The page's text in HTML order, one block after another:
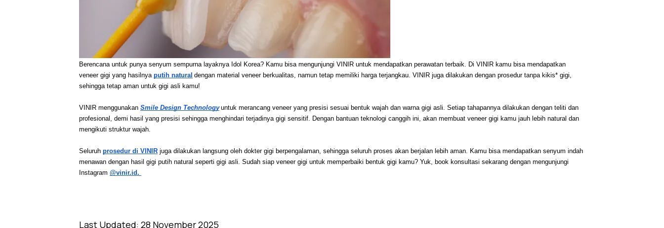
Berencana untuk punya senyum sempurna layaknya Idol Korea? Kamu bisa mengunjungi VINIR untuk mendapatkan perawatan terbaik. Di VINIR kamu bisa mendapatkan
veneer gigi yang hasilnya putih natural dengan material veneer berkualitas, namun tetap memiliki harga terjangkau. VINIR juga dilakukan dengan prosedur tanpa kikis* gigi,
sehingga tetap aman untuk gigi asli kamu!
VINIR menggunakan Smile Design Technology untuk merancang veneer yang presisi sesuai bentuk wajah dan warna gigi asli. Setiap tahapannya dilakukan dengan teliti dan
profesional, demi hasil yang presisi sehingga menghindari terjadinya gigi sensitif. Dengan bantuan teknologi canggih ini, akan membuat veneer gigi kamu jauh lebih natural dan
mengikuti struktur wajah.
Seluruh prosedur di VINIR juga dilakukan langsung oleh dokter gigi berpengalaman, sehingga seluruh proses akan berjalan lebih aman. Kamu bisa mendapatkan senyum indah
menawan dengan hasil gigi putih natural seperti gigi asli. Sudah siap veneer gigi untuk memperbaiki bentuk gigi kamu? Yuk, book konsultasi sekarang dengan mengunjungi
Instagram @vinir.id.
Last Updated: 28 November 2025